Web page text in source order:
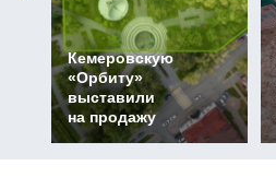
Кемеровскую
«Орбиту»
выставили
на продажу